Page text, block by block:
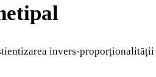
invers-